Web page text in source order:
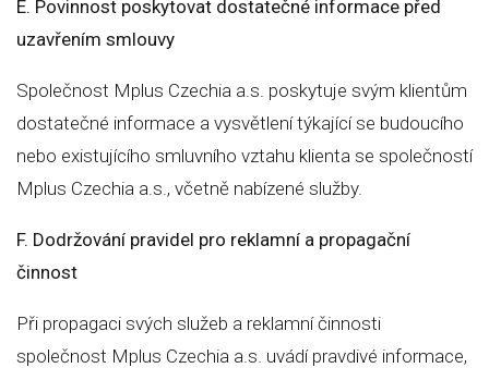
E. Povinnost poskytovat dostatečné informace před
uzavřením smlouvy
Společnost Mplus Czechia a.s. poskytuje svým klientům
dostatečné informace a vysvětlení týkající se budoucího
nebo existujícího smluvního vztahu klienta se společností
Mplus Czechia a.s., včetně nabízené služby.
F. Dodržování pravidel pro reklamní a propagační
činnost
Při propagaci svých služeb a reklamní činnosti
společnost Mplus Czechia a.s. uvádí pravdivé informace,